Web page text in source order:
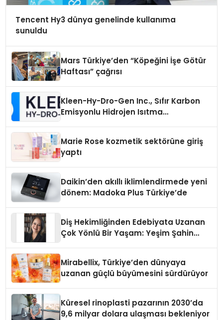
Tencent Hy3 dünya genelinde kullanıma
sunuldu
Mars Türkiye’den “Köpeğini İşe Götür
Haftası” çağrısı
Kleen-Hy-Dro-Gen Inc., Sıfır Karbon
Emisyonlu Hidrojen Isıtma
Marie Rose kozmetik sektörüne giriş
yaptı
Daikin’den akıllı iklimlendirmede yeni
dönem: Madoka Plus Türkiye’de
Diş Hekimliğinden Edebiyata Uzanan
Çok Yönlü Bir Yaşam: Yeşim Şahin
Mirabellix, Türkiye’den dünyaya
uzanan güçlü büyümesini sürdürüyor
Küresel rinoplasti pazarının 2030’da
9,6 milyar dolara ulaşması bekleniyor